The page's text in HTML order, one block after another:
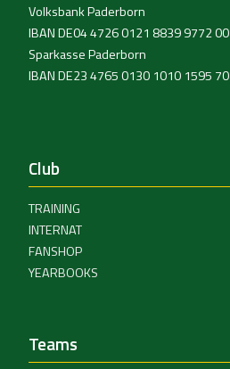
Volksbank Paderborn
IBAN DE04 4726 0121 8839 9772 00
Sparkasse Paderborn
IBAN DE23 4765 0130 1010 1595 70
Club
TRAINING
INTERNAT
FANSHOP
YEARBOOKS
Teams